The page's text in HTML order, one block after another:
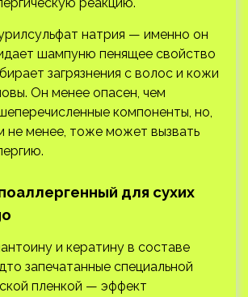
натрия — именно он
шампуню пенящее свойство
загрязнения с волос и кожи
Он менее опасен, чем
компоненты, но,
не менее, тоже может вызвать
для сухих
и кератину в составе
запечатанные специальной
пленкой — эффект